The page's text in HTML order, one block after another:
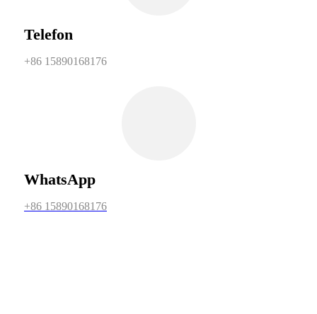
Telefon
+86 15890168176
WhatsApp
+86 15890168176